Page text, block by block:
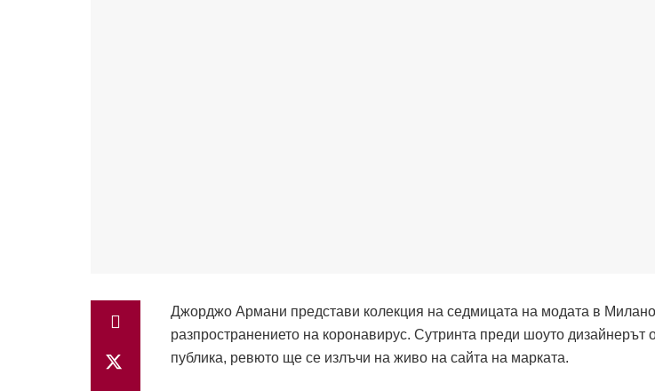
Джорджо Армани представи колекция на седмицата на модата в
разпространението на коронавирус. Сутринта преди шоуто дизайнерът
публика, ревюто ще се излъчи на живо на сайта на марката.